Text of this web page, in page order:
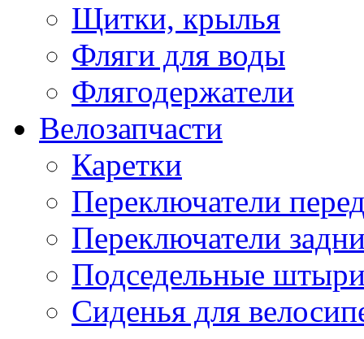
Щитки, крылья
Фляги для воды
Флягодержатели
Велозапчасти
Каретки
Переключатели
Переключатели
Подседельные
Сиденья для